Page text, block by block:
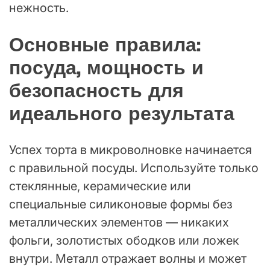
нежность.
Основные правила:
посуда, мощность и
безопасность для
идеального результата
Успех торта в микроволновке начинается
с правильной посуды. Используйте только
стеклянные, керамические или
специальные силиконовые формы без
металлических элементов — никаких
фольги, золотистых ободков или ложек
внутри. Металл отражает волны и может